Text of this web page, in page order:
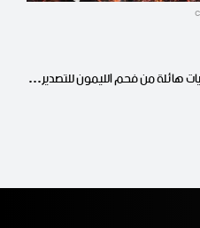
هائلة من فحم الليمون للتصدير…